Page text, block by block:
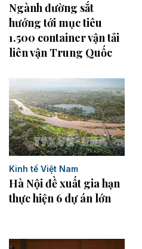
Ngành đường sắt
hướng tới mục tiêu
1.500 container vận tải
liên vận Trung Quốc
Kinh tế Việt Nam
Hà Nội đề xuất gia hạn
thực hiện 6 dự án lớn